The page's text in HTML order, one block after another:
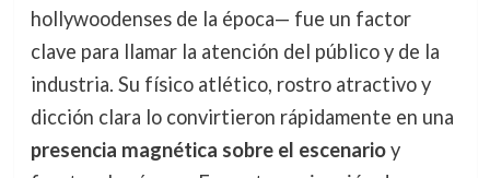
hollywoodenses de la época— fue un factor
clave para llamar la atención del público y de la
industria. Su físico atlético, rostro atractivo y
dicción clara lo convirtieron rápidamente en una
presencia magnética sobre el escenarioy